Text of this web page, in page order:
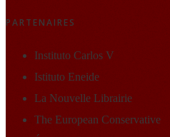
PARTENAIRES
Instituto Carlos V
Istituto Eneide
La Nouvelle Librairie
The European Conservative